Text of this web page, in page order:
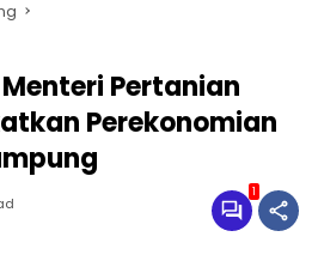
Pertanian
Perekonomian
1